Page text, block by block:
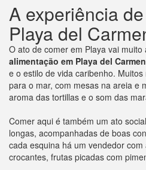
A experiência
Playa del
O ato de comer em Playa vai muito
alimentação em Playa del Carmen
e o estilo de vida caribenho.
para o mar, com mesas na areia e
aroma das tortillas e o som das
Comer aqui é também um ato
longas, acompanhadas de boas
cada esquina há um vendedor
crocantes, frutas picadas com